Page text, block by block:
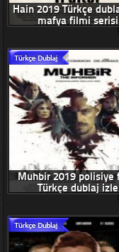
Hain 2019 Türkçe
mafya filmi serisi
Muhbir 2019
Türkçe dublaj izle